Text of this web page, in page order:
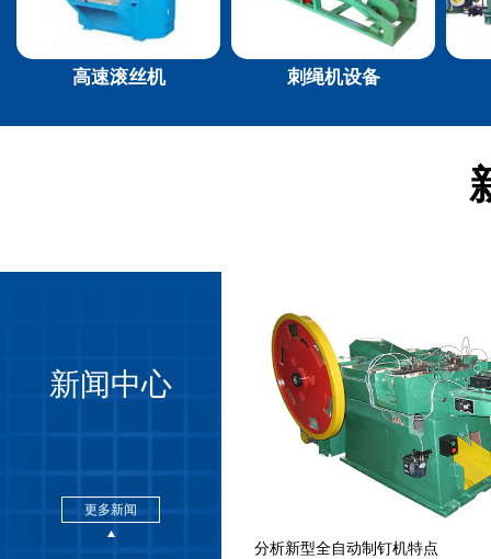
高速滚丝机 刺绳机设备
新闻中心
更多新闻
分析新型全自动制钉机特点